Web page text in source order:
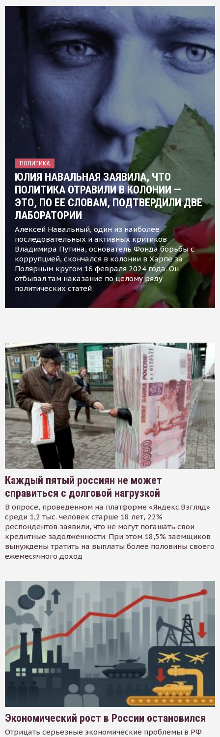
ПОЛИТИКА
ЮЛИЯ НАВАЛЬНАЯ ЗАЯВИЛА, ЧТО
ПОЛИТИКА ОТРАВИЛИ В КОЛОНИИ —
ЭТО, ПО ЕЕ СЛОВАМ, ПОДТВЕРДИЛИ ДВЕ
ЛАБОРАТОРИИ
Алексей Навальный, один из наиболее
последовательных и активных критиков
Владимира Путина, основатель Фонда борьбы с
коррупцией, скончался в колонии в Харпе за
Полярным кругом 16 февраля 2024 года. Он
отбывал там наказание по целому ряду
политических статей
Каждый пятый россиян не может
справиться с долговой нагрузкой
В опросе, проведенном на платформе «Яндекс.Взгляд»
среди 1,2 тыс. человек старше 18 лет, 22%
респондентов заявили, что не могут погашать свои
кредитные задолженности. При этом 18,5% заемщиков
вынуждены тратить на выплаты более половины своего
ежемесячного доход
Экономический рост в России остановился
Отрицать серьезные экономические проблемы в РФ